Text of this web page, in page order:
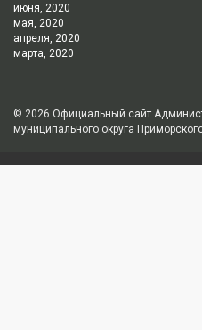
июня, 2020
мая, 2020
апреля, 2020
марта, 2020
© 2026 Официальный сайт
муниципального округа